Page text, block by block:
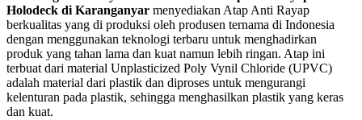
Holodeck di Karanganyar menyediakan Atap Anti Rayap
berkualitas yang di produksi oleh produsen ternama di Indonesia
dengan menggunakan teknologi terbaru untuk menghadirkan
produk yang tahan lama dan kuat namun lebih ringan. Atap ini
terbuat dari material Unplasticized Poly Vynil Chloride (UPVC)
adalah material dari plastik dan diproses untuk mengurangi
kelenturan pada plastik, sehingga menghasilkan plastik yang keras
dan kuat.